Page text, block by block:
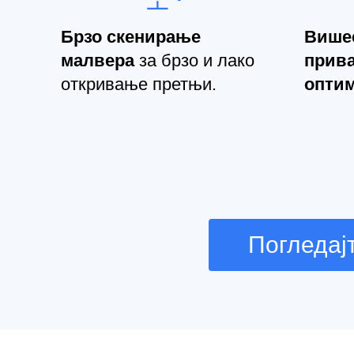
Брзо скенирање
малвераза брзо и лако
откривање претњи.